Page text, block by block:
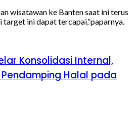
wisatawan ke Banten saat ini terus
target ini dapat tercapai,”paparnya.
Konsolidasi Internal,
Pendamping Halal pada